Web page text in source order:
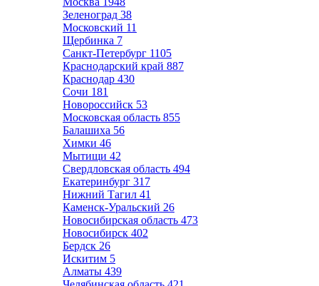
Зеленоград 38
Московский 11
Щербинка 7
Санкт-Петербург 1105
Краснодарский край 887
Краснодар 430
Сочи 181
Новороссийск 53
Московская область 855
Балашиха 56
Химки 46
Мытищи 42
Свердловская область 494
Екатеринбург 317
Нижний Тагил 41
Каменск-Уральский 26
Новосибирская область 473
Новосибирск 402
Бердск 26
Искитим 5
Алматы 439